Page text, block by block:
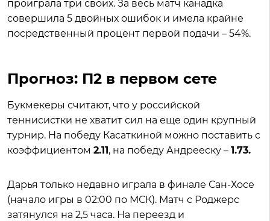
проиграла три своих. За весь матч канадка
совершила 5 двойных ошибок и имела крайне
посредственный процент первой подачи – 54%.
Прогноз: П2 в первом сете
Букмекеры считают, что у российской
теннисистки не хватит сил на еще один крупный
турнир. На победу Касаткиной можно поставить с
коэффициентом 2.11, на победу Андрееску – 1.73.
Дарья только недавно играла в финале Сан-Хосе
(начало игры в 02:00 по МСК). Матч с Роджерс
затянулся на 2,5 часа. На переезд и